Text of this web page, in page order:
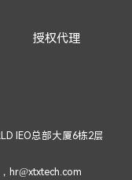
授权代理
IEO总部大厦6栋2层
hr@xtxtech.com